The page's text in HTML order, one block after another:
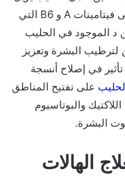
الهالات السوداء؟، حيث يحتوي الحليب على فيتامينات A و B6 التي
د الموجود في الحليب
لترطيب البشرة وتعزيز
في إصلاح أنسجة
على تفتيح المناطق
والبوتاسيوم
البشرة.
الهالات